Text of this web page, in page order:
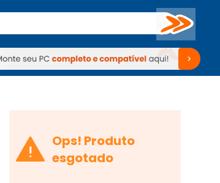
Buscar
Periféricos TV Venda no KaBuM!
TV Venda no KaBuM!
 Ops! Produto
esgotado